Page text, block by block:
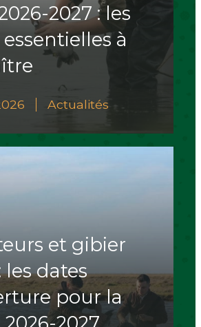
2027 : les
à
Actualités
et gibier
les dates
pour la